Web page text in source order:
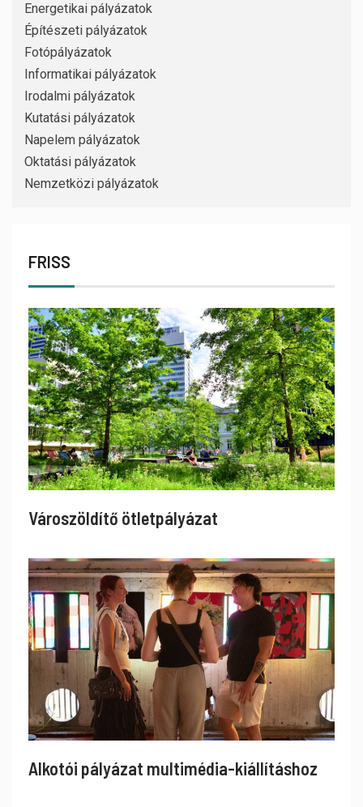
Energetikai pályázatok
Építészeti pályázatok
Fotópályázatok
Informatikai pályázatok
Irodalmi pályázatok
Kutatási pályázatok
Napelem pályázatok
Oktatási pályázatok
Nemzetközi pályázatok
FRISS
Városzöldítő ötletpályázat
Alkotói pályázat multimédia-kiállításhoz